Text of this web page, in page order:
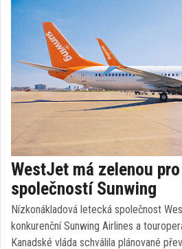
WestJet má zelenou
společností Sunwing
Nízkonákladová letecká společnost
konkurenční Sunwing Airlines a
Kanadské vláda schválila plánované